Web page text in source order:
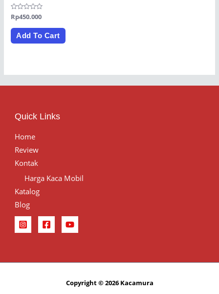
Rated
0
out
Rp450.000
Add To Cart
Quick Links
Home
Review
Kontak
Harga Kaca Mobil
Katalog
Blog
Copyright © 2026 Kacamura